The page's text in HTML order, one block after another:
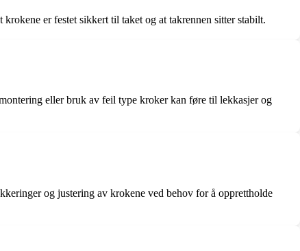
er festet sikkert til taket og at takrennen sitter stabilt.
eller bruk av feil type kroker kan føre til lekkasjer og
og justering av krokene ved behov for å opprettholde